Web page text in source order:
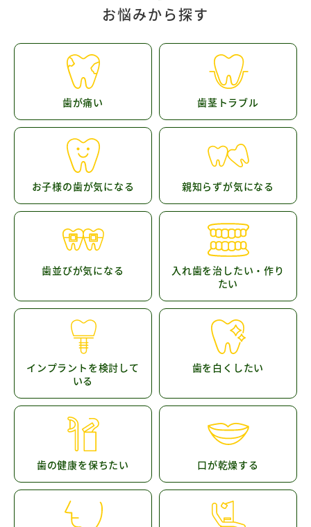
お悩みから探す
歯が痛い 歯茎トラブル
お子様の歯が気になる 親知らずが気になる
歯並びが気になる
入れ歯を治したい・作り
たい
インプラントを検討して
いる
歯を白くしたい
歯の健康を保ちたい 口が乾燥する